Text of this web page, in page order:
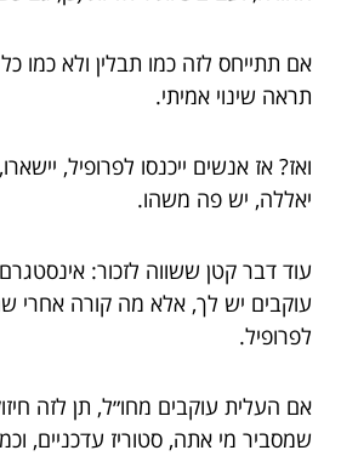
אם תתייחס לזה כמו תבלין ולא כמו
תראה שינוי אמיתי.
ואז? אז אנשים ייכנסו לפרופיל,
יאללה, יש פה משהו.
עוד דבר קטן ששווה לזכור:
עוקבים יש לך, אלא מה קורה אחרי
לפרופיל.
אם העלית עוקבים מחו״ל, תן לזה
שמסביר מי אתה, סטוריז עדכניים,